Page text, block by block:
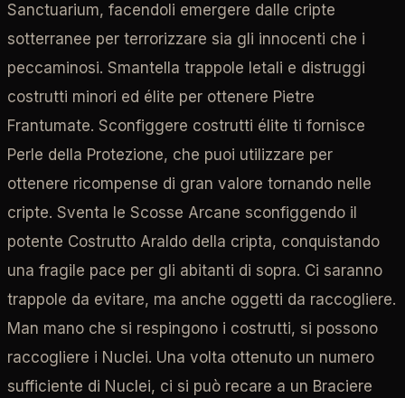
Sanctuarium, facendoli emergere dalle cripte
sotterranee per terrorizzare sia gli innocenti che i
peccaminosi. Smantella trappole letali e distruggi
costrutti minori ed élite per ottenere Pietre
Frantumate. Sconfiggere costrutti élite ti fornisce
Perle della Protezione, che puoi utilizzare per
ottenere ricompense di gran valore tornando nelle
cripte. Sventa le Scosse Arcane sconfiggendo il
potente Costrutto Araldo della cripta, conquistando
una fragile pace per gli abitanti di sopra. Ci saranno
trappole da evitare, ma anche oggetti da raccogliere.
Man mano che si respingono i costrutti, si possono
raccogliere i Nuclei. Una volta ottenuto un numero
sufficiente di Nuclei, ci si può recare a un Braciere